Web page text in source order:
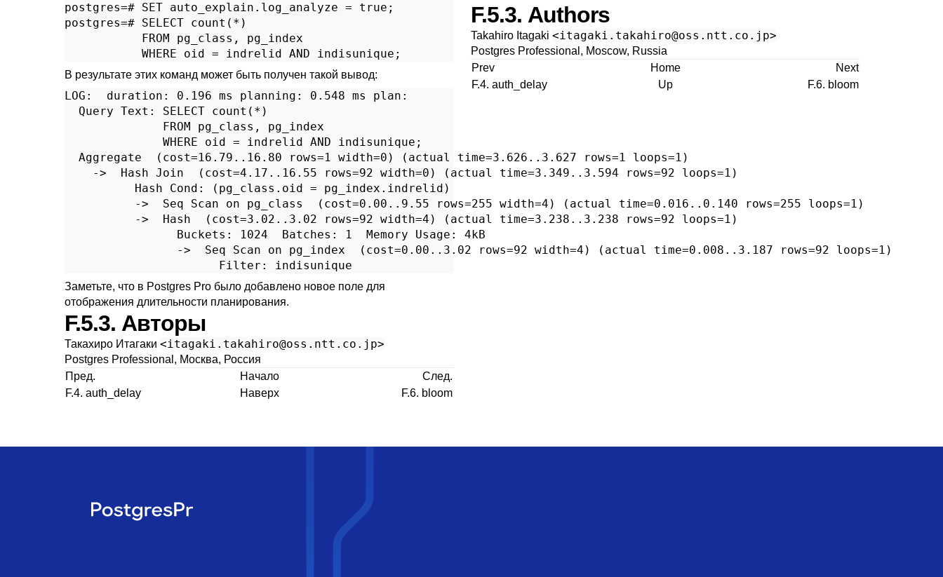
postgres=# SET auto_explain.log_analyze = true;
postgres=# SELECT count(*)
           FROM pg_class, pg_index
           WHERE oid = indrelid AND indisunique;
В результате этих команд может быть получен такой вывод:
LOG:  duration: 0.196 ms planning: 0.548 ms plan:
  Query Text: SELECT count(*)
              FROM pg_class, pg_index
              WHERE oid = indrelid AND indisunique;
  Aggregate  (cost=16.79..16.80 rows=1 width=0) (actual time=3.626..3.627 rows=1 loops=1)
    ->  Hash Join  (cost=4.17..16.55 rows=92 width=0) (actual time=3.349..3.594 rows=92 loops=1)
          Hash Cond: (pg_class.oid = pg_index.indrelid)
          ->  Seq Scan on pg_class  (cost=0.00..9.55 rows=255 width=4) (actual time=0.016..0.140 rows=255 loops=1)
          ->  Hash  (cost=3.02..3.02 rows=92 width=4) (actual time=3.238..3.238 rows=92 loops=1)
                Buckets: 1024  Batches: 1  Memory Usage: 4kB
                ->  Seq Scan on pg_index  (cost=0.00..3.02 rows=92 width=4) (actual time=0.008..3.187 rows=92 loops=1)
Заметьте, что в Postgres Pro было добавлено новое поле для
отображения длительности планирования.
F.5.3. Авторы
Такахиро Итагаки <itagaki.takahiro@oss.ntt.co.jp>
Postgres Professional, Москва, Россия
Пред.
Начало
След.
F.4. auth_delay
Наверх F.6. bloom
F.5.3. Authors
Takahiro Itagaki <itagaki.takahiro@oss.ntt.co.jp>
Postgres Professional, Moscow, Russia
Prev
Home
Next
F.4. auth_delay
Up F.6. bloom